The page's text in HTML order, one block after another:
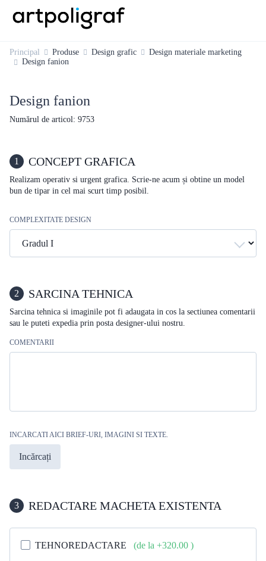
Principal Produse Design grafic
Design materiale marketing
Design fanion
Design fanion
Numărul de articol: 9753
1 CONCEPT GRAFICA
Realizam operativ si urgent grafica. Scrie-ne acum și obtine un model
bun de tipar in cel mai scurt timp posibil.
COMPLEXITATE DESIGN
2 SARCINA TEHNICA
Sarcina tehnica si imaginile pot fi adaugata in cos la sectiunea comentarii
sau le puteti expedia prin posta designer-ului nostru.
COMENTARII
INCARCATI AICI BRIEF-URI, IMAGINI SI TEXTE.
Incărcați
3 REDACTARE MACHETA EXISTENTA
TEHNOREDACTARE (de la +320.00 )